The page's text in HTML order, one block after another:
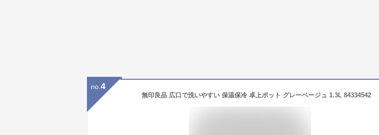
no. 4
無印良品 広口で洗いやすい 保温保冷 卓上ポット グレーベージュ 1.3L 84334542